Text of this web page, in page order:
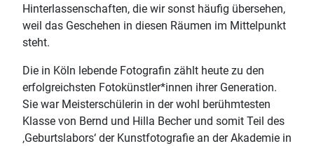
Hinterlassenschaften, die wir sonst häufig übersehen,
weil das Geschehen in diesen Räumen im Mittelpunkt
steht.
Die in Köln lebende Fotografin zählt heute zu den
erfolgreichsten Fotokünstler*innen ihrer Generation.
Sie war Meisterschülerin in der wohl berühmtesten
Klasse von Bernd und Hilla Becher und somit Teil des
‚Geburtslabors‘ der Kunstfotografie an der Akademie in